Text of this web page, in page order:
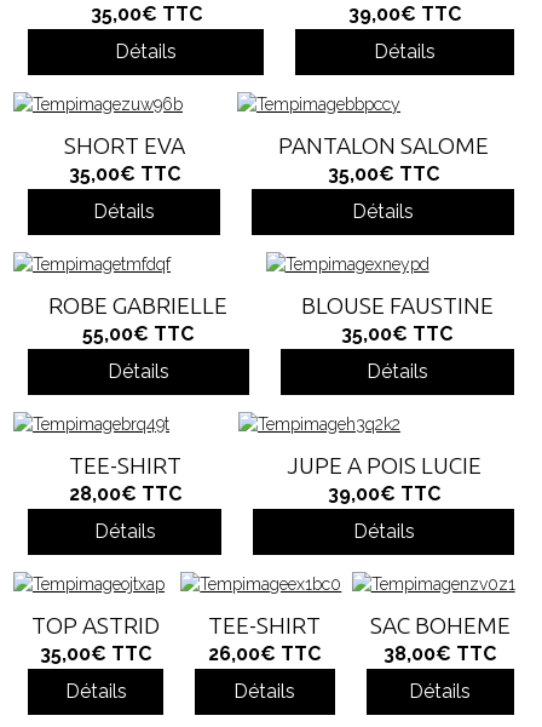
35,00€ TTC
Détails
39,00€ TTC
Détails
SHORT EVA
35,00€ TTC
Détails
PANTALON SALOME
35,00€ TTC
Détails
ROBE GABRIELLE
55,00€ TTC
Détails
BLOUSE FAUSTINE
35,00€ TTC
Détails
TEE-SHIRT
28,00€ TTC
Détails
JUPE A POIS LUCIE
39,00€ TTC
Détails
TOP ASTRID
35,00€ TTC
Détails
TEE-SHIRT
26,00€ TTC
Détails
SAC BOHEME
38,00€ TTC
Détails